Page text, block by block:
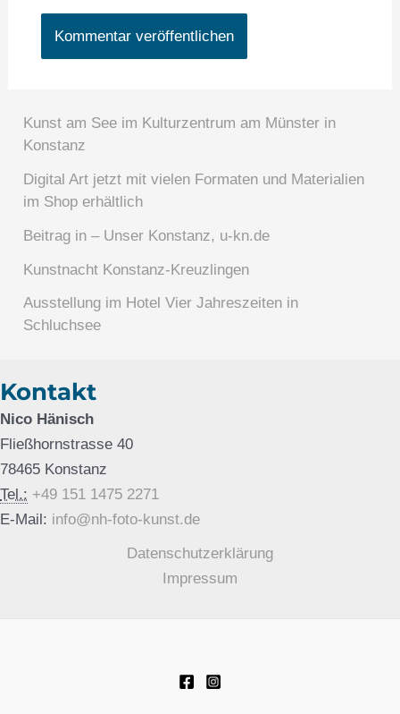
Kunst am See im Kulturzentrum am Münster in
Konstanz
Digital Art jetzt mit vielen Formaten und Materialien
im Shop erhältlich
Beitrag in – Unser Konstanz, u-kn.de
Kunstnacht Konstanz-Kreuzlingen
Ausstellung im Hotel Vier Jahreszeiten in
Schluchsee
Kontakt
Nico Hänisch
Fließhornstrasse 40
78465 Konstanz
Tel.: +49 151 1475 2271
E-Mail: info@nh-foto-kunst.de
Datenschutzerklärung
Impressum